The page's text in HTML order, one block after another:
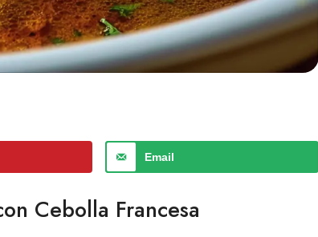
Email
Cebolla Francesa